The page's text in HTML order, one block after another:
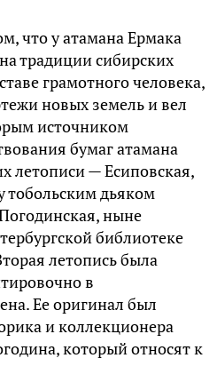
что у атамана Ермака
традиции сибирских
грамотного человека,
новых земель и вел
источником
бумаг атамана
летописи — Есиповская,
тобольским дьяком
ныне
библиотеке
летопись была
в
Ее оригинал был
и коллекционера
который относят к